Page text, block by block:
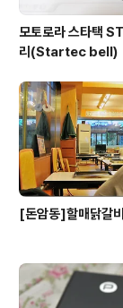
모토로라 스타택
리(Startec bell)
[돈암동]할매닭갈비